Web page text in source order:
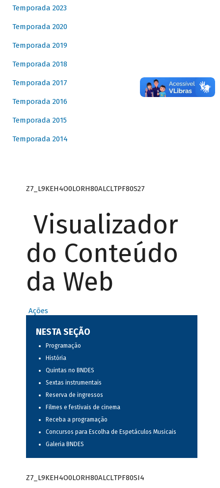
Temporada 2023
Temporada 2020
Temporada 2019
Temporada 2018
Temporada 2017
Temporada 2016
Temporada 2015
Temporada 2014
Z7_L9KEH4O0LORH80ALCLTPF80S27
Visualizador
do Conteúdo
da Web
Ações
NESTA SEÇÃO
Programação
História
Quintas no BNDES
Sextas instrumentais
Reserva de ingressos
Filmes e festivais de cinema
Receba a programação
Concursos para Escolha de Espetáculos Musicais
Galeria BNDES
Z7_L9KEH4O0LORH80ALCLTPF80SI4